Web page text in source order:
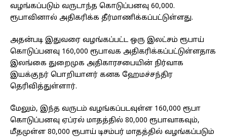
வழங்கப்படும் வருடாந்த கொடுப்பனவு 60,000.
ரூபாவினால் அதிகரிக்க தீர்மாணிக்கப்பட்டுள்ளது.
அதன்படி இதுவரை வழங்கப்பட்ட ஒரு இலட்சம் ரூபாய்
கொடுப்பனவு 160,000 ரூபாவக அதிகரிக்கப்பட்டுள்ளதாக
இலங்கை துறைமுக அதிகாரசபையின் நிர்வாக
இயக்குநர் பொறியாளர் கனக ஹேமச்சந்திர
தெரிவித்துள்ளார்.
மேலும், இந்த வருடம் வழங்கப்படவுள்ள 160,000 ரூபா
கொடுப்பனவு ஏப்ரல் மாதத்தில் 80,000 ரூபாவாகவும்,
மீதமுள்ள 80,000 ரூபாய் டிசம்பர் மாதத்தில் வழங்கப்படும்